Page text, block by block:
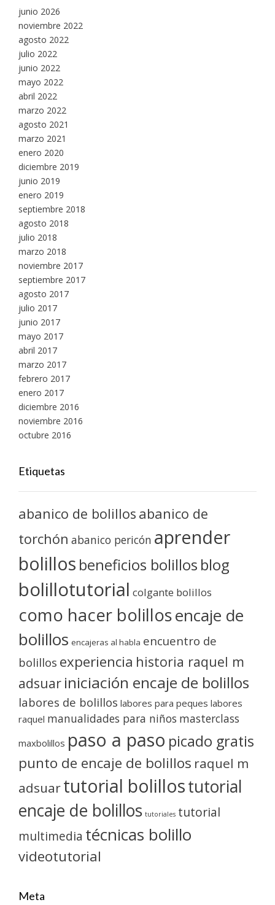
junio 2026
noviembre 2022
agosto 2022
julio 2022
junio 2022
mayo 2022
abril 2022
marzo 2022
agosto 2021
marzo 2021
enero 2020
diciembre 2019
junio 2019
enero 2019
septiembre 2018
agosto 2018
julio 2018
marzo 2018
noviembre 2017
septiembre 2017
agosto 2017
julio 2017
junio 2017
mayo 2017
abril 2017
marzo 2017
febrero 2017
enero 2017
diciembre 2016
noviembre 2016
octubre 2016
Etiquetas
abanico de bolillos abanico de
torchón abanico pericón aprender
bolillos beneficios bolillos blog
bolillotutorial colgante bolillos
como hacer bolillosencaje de
bolillos encajeras al habla encuentro de
bolillos experiencia historia raquel m
adsuar iniciación encaje de bolillos
labores de bolillos labores para peques labores
raquel manualidades para niños masterclass
maxbolillos paso a paso picado gratis
punto de encaje de bolillos raquel m
adsuartutorial bolillostutorial
encaje de bolillos tutoriales tutorial
multimedia técnicas bolillo
videotutorial
Meta